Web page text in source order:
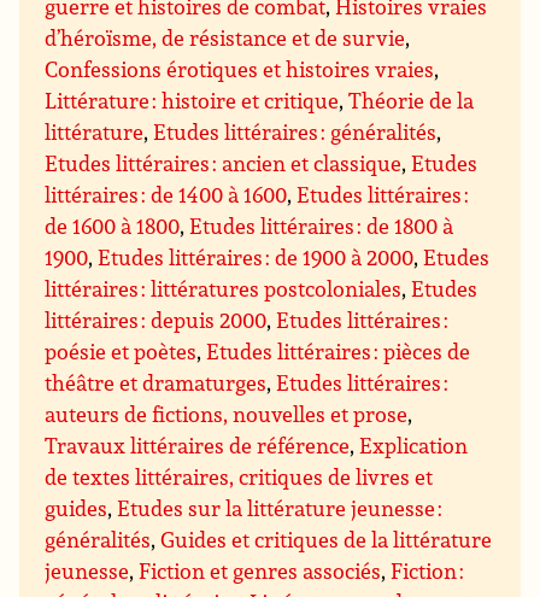
guerre et histoires de combat,Histoires vraies
d’héroïsme, de résistance et de survie,
Confessions érotiques et histoires vraies,
Littérature : histoire et critique,Théorie de la
littérature,Etudes littéraires : généralités,
Etudes littéraires : ancien et classique,Etudes
littéraires : de 1400 à 1600,Etudes littéraires :
de 1600 à 1800,Etudes littéraires : de 1800 à
1900,Etudes littéraires : de 1900 à 2000,Etudes
littéraires : littératures postcoloniales,Etudes
littéraires : depuis 2000,Etudes littéraires :
poésie et poètes,Etudes littéraires : pièces de
théâtre et dramaturges,Etudes littéraires :
auteurs de fictions, nouvelles et prose,
Travaux littéraires de référence,Explication
de textes littéraires, critiques de livres et
guides,Etudes sur la littérature jeunesse :
généralités,Guides et critiques de la littérature
jeunesse,Fiction et genres associés,Fiction :